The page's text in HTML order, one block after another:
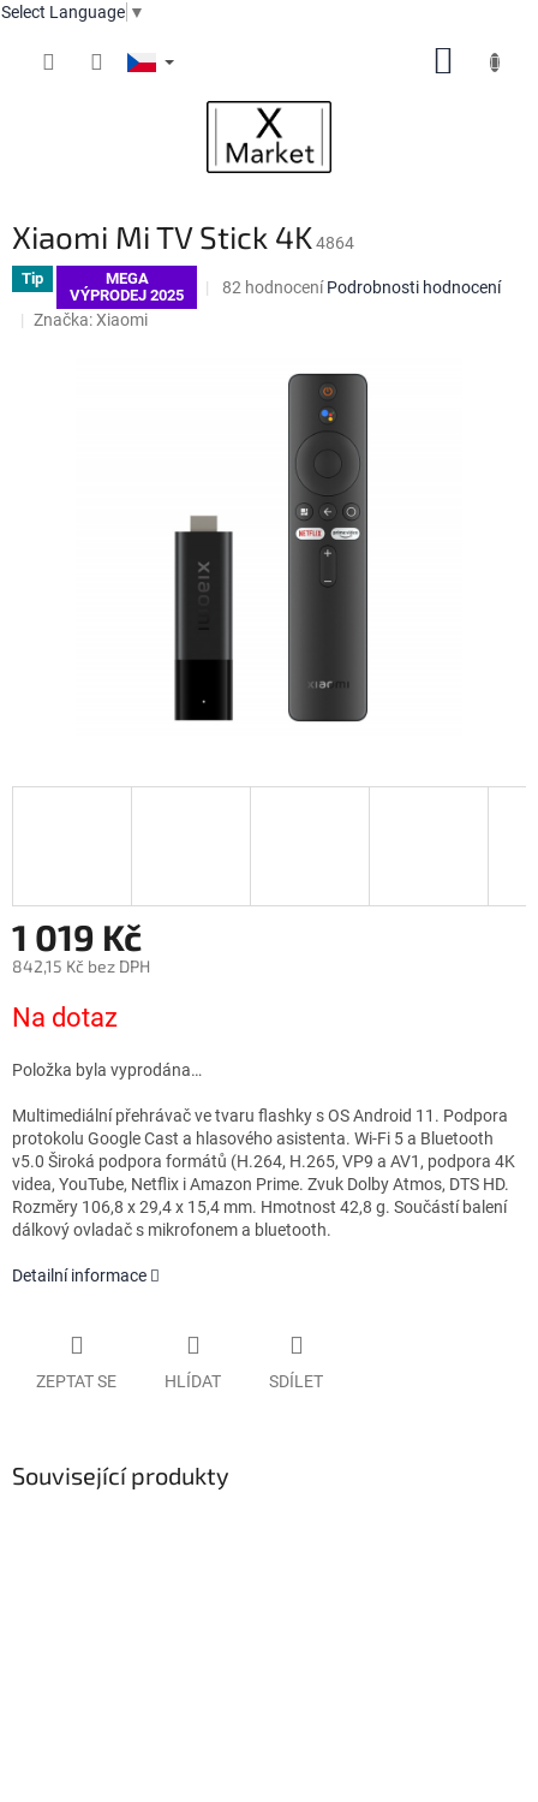
Select Language ▼
Xiaomi Mi TV Stick 4K4864
Tip
MEGA
VÝPRODEJ 2025
Průměrné
hvězdiček.
82 hodnocení Podrobnosti hodnocení
Značka:Xiaomi
1 019 Kč
842,15 Kč bez DPH
cena:
Na dotaz
Položka byla vyprodána…
Multimediální přehrávač ve tvaru flashky s OS Android 11. Podpora
protokolu Google Cast a hlasového asistenta. Wi-Fi 5 a Bluetooth
v5.0 Široká podpora formátů (H.264, H.265, VP9 a AV1, podpora 4K
videa, YouTube, Netflix i Amazon Prime. Zvuk Dolby Atmos, DTS HD.
Rozměry 106,8 x 29,4 x 15,4 mm. Hmotnost 42,8 g. Součástí balení
dálkový ovladač s mikrofonem a bluetooth.
Detailní informace
ZEPTAT SE HLÍDAT SDÍLET
Související produkty